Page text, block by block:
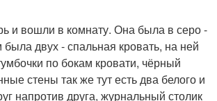
и вошли в комнату. Она была в серо -
двух - спальная кровать, на ней
по бокам кровати, чёрный
стены так же тут есть два белого и
напротив друга, журнальный столик